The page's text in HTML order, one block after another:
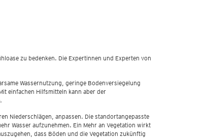
zu bedenken. Die Expertinnen und Experten von
Wassernutzung, geringe Bodenversiegelung
einfachen Hilfsmitteln kann aber der
Niederschlägen, anpassen. Die standortangepasste
Wasser aufzunehmen. Ein Mehr an Vegetation wirkt
dass Böden und die Vegetation zukünftig